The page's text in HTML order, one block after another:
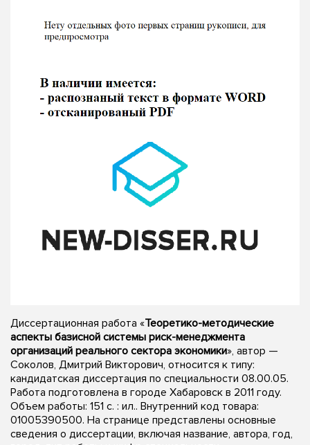
Диссертационная работа «Теоретико-методические
аспекты базисной системы риск-менеджмента
организаций реального сектора экономики», автор —
Соколов, Дмитрий Викторович, относится к типу:
кандидатская диссертация по специальности 08.00.05.
Работа подготовлена в городе Хабаровск в 2011 году.
Объем работы: 151 с. : ил.. Внутренний код товара:
01005390500. На странице представлены основные
сведения о диссертации, включая название, автора, год,